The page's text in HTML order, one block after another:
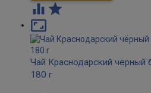
 

Чай Краснодарский чёрный
180 г